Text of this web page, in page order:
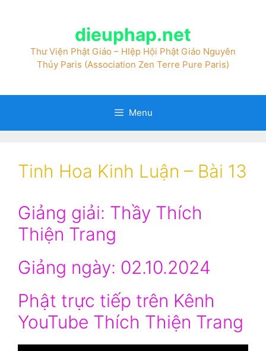
dieuphap.net
Thư Viện Phật Giáo – HIệp Hội Phật Giáo Nguyên
Thủy Paris (Association Zen Terre Pure Paris)
Menu
Tinh Hoa Kinh Luận – Bài 13
Giảng giải: Thầy Thích
Thiện Trang
Giảng ngày: 02.10.2024
Phật trực tiếp trên Kênh
YouTube Thích Thiện Trang